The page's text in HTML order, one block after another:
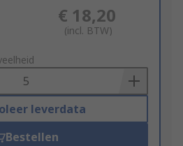
€ 18,20
(incl. BTW)
leverdata
Bestellen